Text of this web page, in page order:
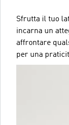
Sfrutta il tuo
incarna un
affrontare
per una